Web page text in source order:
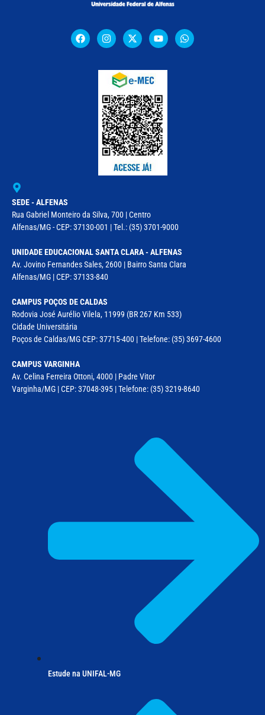
SEDE - ALFENAS
Rua Gabriel Monteiro da Silva, 700 | Centro
Alfenas/MG - CEP: 37130-001 | Tel.: (35) 3701-9000
UNIDADE EDUCACIONAL SANTA CLARA - ALFENAS
Av. Jovino Fernandes Sales, 2600 | Bairro Santa Clara
Alfenas/MG | CEP: 37133-840
CAMPUS POÇOS DE CALDAS
Rodovia José Aurélio Vilela, 11999 (BR 267 Km 533)
Cidade Universitária
Poços de Caldas/MG CEP: 37715-400 | Telefone: (35) 3697-4600
CAMPUS VARGINHA
Av. Celina Ferreira Ottoni, 4000 | Padre Vitor
Varginha/MG | CEP: 37048-395 | Telefone: (35) 3219-8640
Estude na UNIFAL-MG